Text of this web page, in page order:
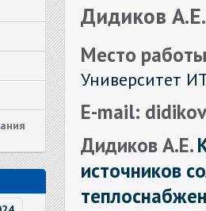
Дидиков А.Е.
Место
Университет
E-mail:
Дидиков А.Е.
источников